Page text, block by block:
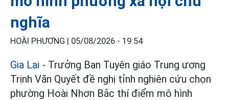
nghĩa
HOÀI PHƯƠNG | 05/08/2026 - 19:54
Gia Lai - Trưởng Ban Tuyên giáo Trung ương
Trịnh Văn Quyết đề nghị tỉnh nghiên cứu chọn
phường Hoài Nhơn Bắc thí điểm mô hình